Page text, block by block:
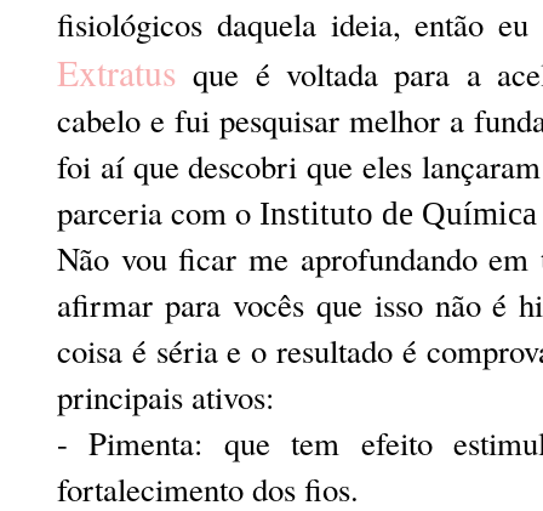
fisiológicos daquela ideia, então
Extratus que é voltada para a
cabelo e fui pesquisar melhor a
foi aí que descobri que eles
parceria com o Instituto de Química
Não vou ficar me aprofundando em
afirmar para vocês que isso não é
coisa é séria e o resultado é
principais ativos:
- Pimenta: que tem efeito
fortalecimento dos fios.